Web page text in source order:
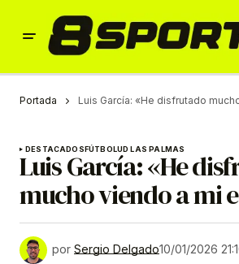
Portada Luis García: «He disfrutado
DESTACADOSFÚTBOLUD LAS PALMAS
Luis García: «He
mucho viendo a mi
por Sergio Delgado10/01/2026